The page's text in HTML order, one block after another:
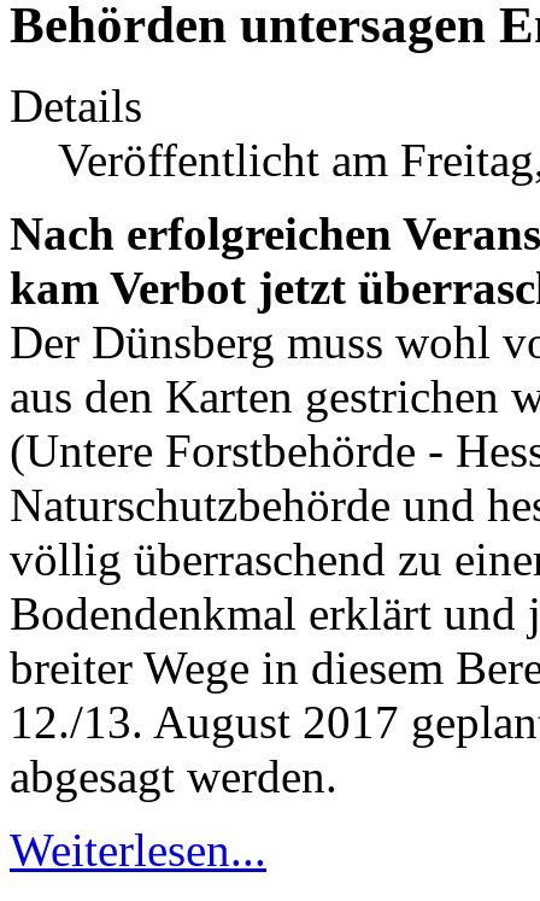
Behörden untersagen
Details
Veröffentlicht am
Nach erfolgreichen
kam Verbot jetzt
Der Dünsberg muss wohl
aus den Karten gestrichen
(Untere Forstbehörde -
Naturschutzbehörde und
völlig überraschend zu
Bodendenkmal erklärt und
breiter Wege in diesem
12./13. August 2017
abgesagt werden.
Weiterlesen...